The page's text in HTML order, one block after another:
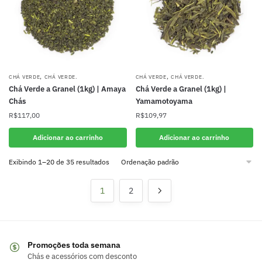
CHÁ VERDE, CHÁ VERDE.
Chá Verde a Granel (1kg) | Amaya
Chás
R$117,00
Adicionar ao carrinho
CHÁ VERDE,CHÁ VERDE.
Chá Verde a Granel (1kg) |
Yamamotoyama
R$109,97
Adicionar ao carrinho
Exibindo 1–20 de 35 resultados
1 2
Promoções toda semana
Chás e acessórios com desconto